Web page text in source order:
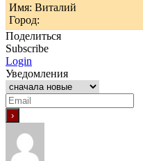
Имя: Виталий
Город:
Поделиться
Subscribe
Login
Уведомления